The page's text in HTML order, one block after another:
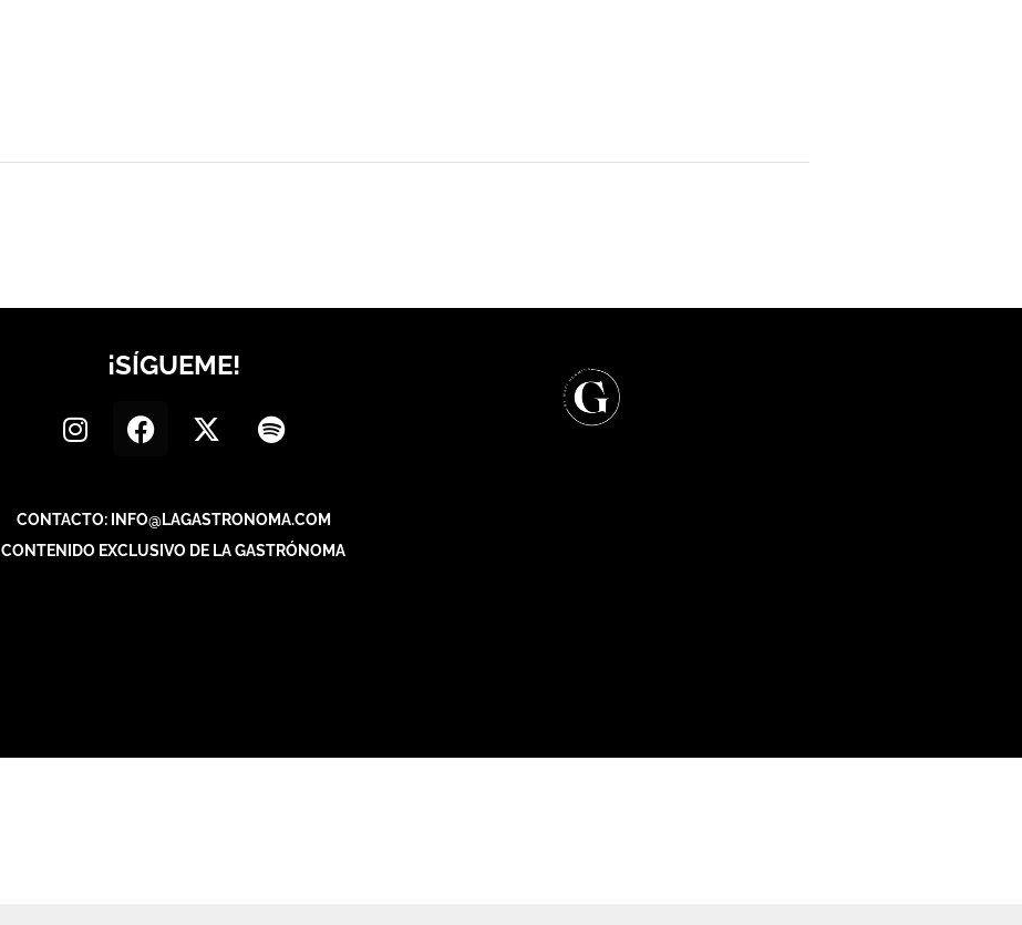
¡SÍGUEME!
CONTACTO: INFO@LAGASTRONOMA.COM
CONTENIDO EXCLUSIVO DE LA GASTRÓNOMA